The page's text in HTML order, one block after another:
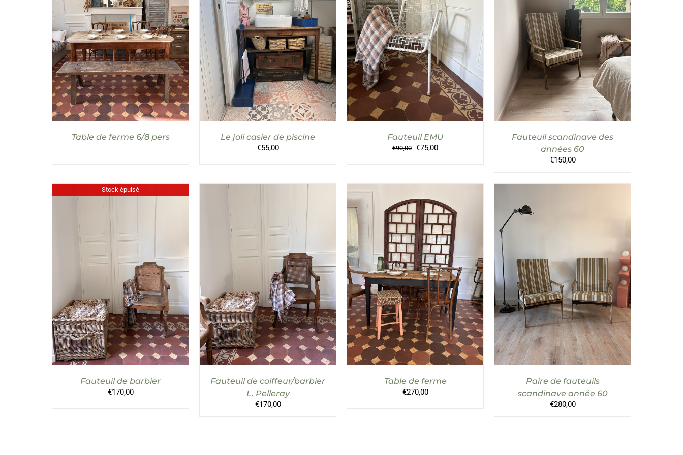
DÉTAILS
Table de ferme 6/8 pers
AJOUTER AU PANIER / DÉTAILS
Le joli casier de piscine
€55,00
AJOUTER AU PANIER / DÉTAILS
Fauteuil EMU
€90,00 Le
€90,00.
€75,00Le
€75,00.
AJOUTER AU PANIER / DÉTAILS
Fauteuil scandinave des
années 60
€150,00
Stock épuisé
DÉTAILS
Fauteuil de barbier
€170,00
AJOUTER AU PANIER / DÉTAILS
Fauteuil de coiffeur/barbier
L. Pelleray
€170,00
AJOUTER AU PANIER / DÉTAILS
Table de ferme
€270,00
AJOUTER AU PANIER /
Paire de fauteuils
scandinave année 60
€280,00